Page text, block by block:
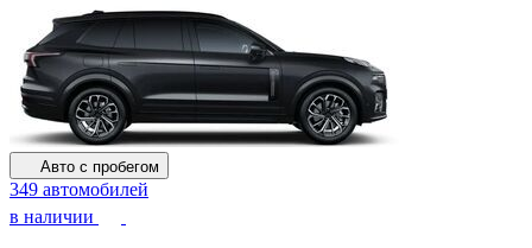
Авто с пробегом
349 автомобилей
в наличии